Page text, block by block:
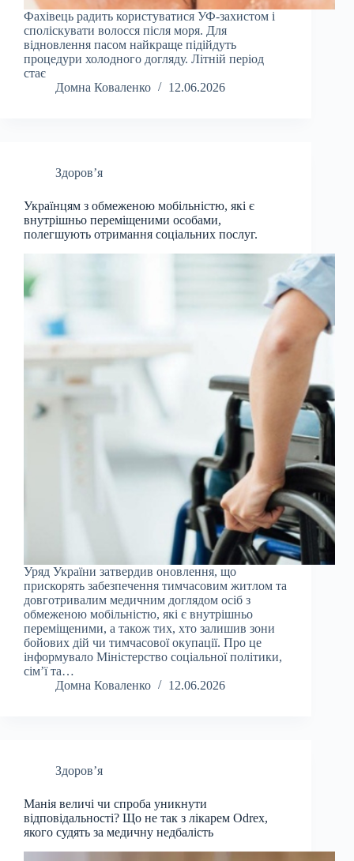
Фахівець радить користуватися УФ-захистом і
споліскувати волосся після моря. Для
відновлення пасом найкраще підійдуть
процедури холодного догляду. Літній період
стає
Домна Коваленко
12.06.2026
Здоров’я
Українцям з обмеженою мобільністю, які є
внутрішньо переміщеними особами,
полегшують отримання соціальних послуг.
Уряд України затвердив оновлення, що
прискорять забезпечення тимчасовим житлом та
довготривалим медичним доглядом осіб з
обмеженою мобільністю, які є внутрішньо
переміщеними, а також тих, хто залишив зони
бойових дій чи тимчасової окупації. Про це
інформувало Міністерство соціальної політики,
сім’ї та…
Домна Коваленко
12.06.2026
Здоров’я
Манія величі чи спроба уникнути
відповідальності? Що не так з лікарем Odrex,
якого судять за медичну недбалість